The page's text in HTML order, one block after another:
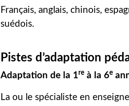
Français, anglais, chinois,
suédois.
Pistes d’adaptation
Adaptation de la 1re à la 6e
La ou le spécialiste en